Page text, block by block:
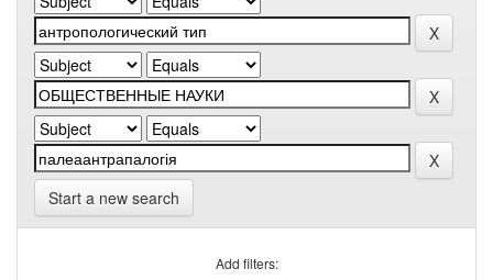
Start a new search
Add filters: